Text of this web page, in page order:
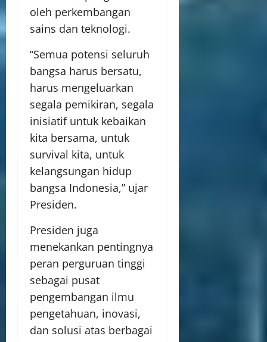
oleh perkembangan
sains dan teknologi.
“Semua potensi seluruh
bangsa harus bersatu,
harus mengeluarkan
segala pemikiran, segala
inisiatif untuk kebaikan
kita bersama, untuk
survival kita, untuk
kelangsungan hidup
bangsa Indonesia,” ujar
Presiden.
Presiden juga
menekankan pentingnya
peran perguruan tinggi
sebagai pusat
pengembangan ilmu
pengetahuan, inovasi,
dan solusi atas berbagai